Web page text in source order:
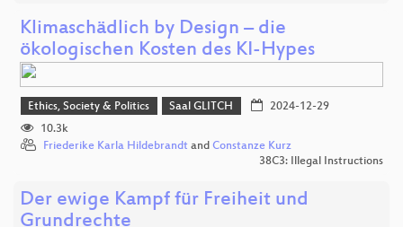
Klimaschädlich by Design – die
ökologischen Kosten des KI-Hypes
Ethics, Society & Politics Saal GLITCH
2024-12-29
10.3k
Friederike Karla Hildebrandt and Constanze Kurz
38C3: Illegal Instructions
Der ewige Kampf für Freiheit und
Grundrechte